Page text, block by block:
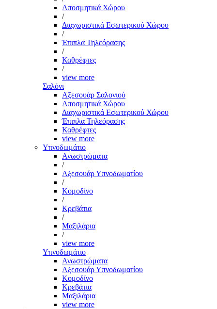
Αποσμητικά Χώρου
/
Διαχωριστικά Εσωτερικού Χώρου
/
Έπιπλα Τηλεόρασης
/
Καθρέφτες
/
view more
Σαλόνι
Αξεσουάρ Σαλονιού
Αποσμητικά Χώρου
Διαχωριστικά Εσωτερικού Χώρου
Έπιπλα Τηλεόρασης
Καθρέφτες
view more
Υπνοδωμάτιο
Ανωστρώματα
/
Αξεσουάρ Υπνοδωματίου
/
Κομοδίνο
/
Κρεβάτια
/
Μαξιλάρια
/
view more
Υπνοδωμάτιο
Ανωστρώματα
Αξεσουάρ Υπνοδωματίου
Κομοδίνο
Κρεβάτια
Μαξιλάρια
view more